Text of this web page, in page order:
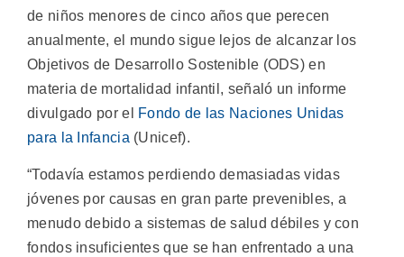
de niños menores de cinco años que perecen
anualmente, el mundo sigue lejos de alcanzar los
Objetivos de Desarrollo Sostenible (ODS) en
materia de mortalidad infantil, señaló un informe
divulgado por el
Fondo de las Naciones Unidas
para la Infancia (Unicef).
“Todavía estamos perdiendo demasiadas vidas
jóvenes por causas en gran parte prevenibles, a
menudo debido a sistemas de salud débiles y con
fondos insuficientes que se han enfrentado a una